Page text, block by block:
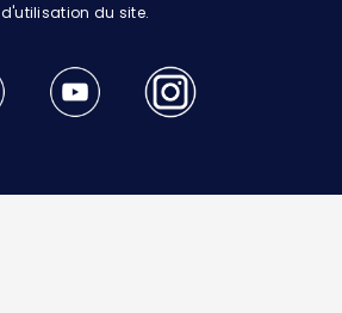
d'utilisation du site.